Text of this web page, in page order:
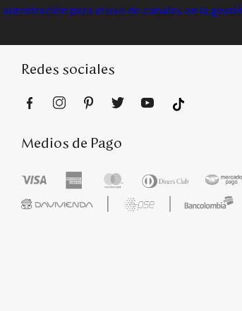
autorización para el uso de canales en la
Redes sociales
Medios de Pago